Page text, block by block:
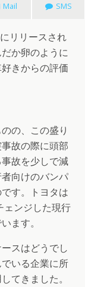
Mail SMS
リリースされ
か卵のように
きからの評価
の、この盛り
故の際に頭部
故を少しで減
向けのバンパ
す。トヨタは
ェンジした現行
ます。
スはどうでし
いる企業に所
てきました。